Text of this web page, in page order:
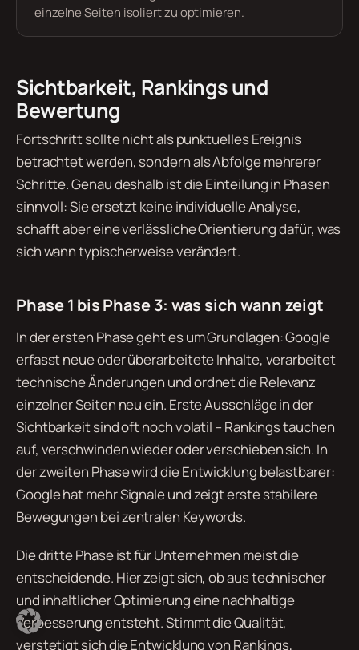
einzelne Seiten isoliert zu optimieren.
Sichtbarkeit, Rankings und
Bewertung
Fortschritt sollte nicht als punktuelles Ereignis
betrachtet werden, sondern als Abfolge mehrerer
Schritte. Genau deshalb ist die Einteilung in Phasen
sinnvoll: Sie ersetzt keine individuelle Analyse,
schafft aber eine verlässliche Orientierung dafür, was
sich wann typischerweise verändert.
Phase 1 bis Phase 3: was sich wann zeigt
In der ersten Phase geht es um Grundlagen: Google
erfasst neue oder überarbeitete Inhalte, verarbeitet
technische Änderungen und ordnet die Relevanz
einzelner Seiten neu ein. Erste Ausschläge in der
Sichtbarkeit sind oft noch volatil – Rankings tauchen
auf, verschwinden wieder oder verschieben sich. In
der zweiten Phase wird die Entwicklung belastbarer:
Google hat mehr Signale und zeigt erste stabilere
Bewegungen bei zentralen Keywords.
Die dritte Phase ist für Unternehmen meist die
entscheidende. Hier zeigt sich, ob aus technischer
und inhaltlicher Optimierung eine nachhaltige
Verbesserung entsteht. Stimmt die Qualität,
verstetigt sich die Entwicklung von Rankings,